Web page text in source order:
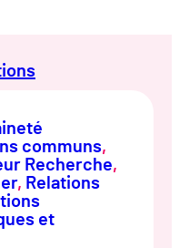
communs
Recherche
, Relations
et